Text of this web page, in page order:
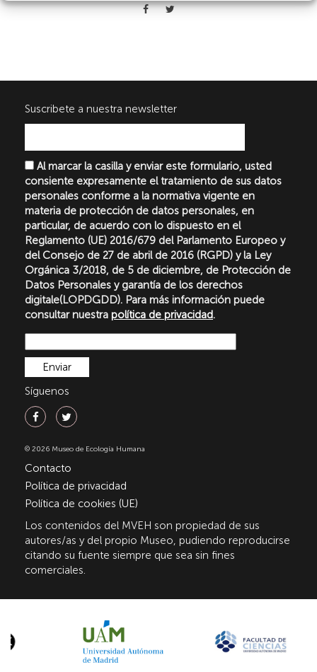
Suscribete a nuestra newsletter
Al marcar la casilla y enviar este formulario, usted
consiente expresamente el tratamiento de sus datos
personales conforme a la normativa vigente en
materia de protección de datos personales, en
particular, de acuerdo con lo dispuesto en el
Reglamento (UE) 2016/679 del Parlamento Europeo y
del Consejo de 27 de abril de 2016 (RGPD) y la Ley
Orgánica 3/2018, de 5 de diciembre, de Protección de
Datos Personales y garantía de los derechos
digitale(LOPDGDD). Para más información puede
consultar nuestra política de privacidad.
Síguenos
© 2026 Museo de Ecología Humana
Contacto
Política de privacidad
Política de cookies (UE)
Los contenidos del MVEH son propiedad de sus
autores/as y del propio Museo, pudiendo reproducirse
citando su fuente siempre que sea sin fines
comerciales.